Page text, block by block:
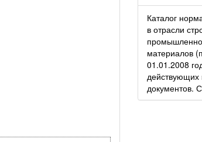
Каталог
в отрасли
материалов
01.01.2008
действующих
документов.